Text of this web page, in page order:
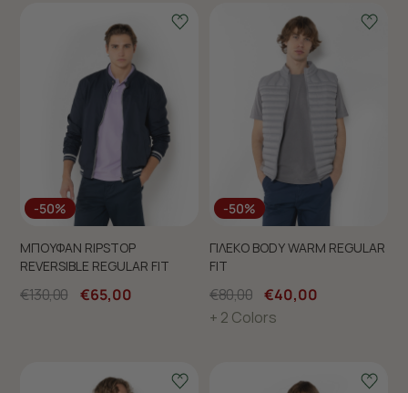
-50%
ΜΠΟΥΦΑΝ RIPSTOP
REVERSIBLE REGULAR FIT
€130,00 €65,00
-50%
ΓΙΛΕΚΟ BODY WARM REGULAR
FIT
€80,00 €40,00
+ 2 Colors